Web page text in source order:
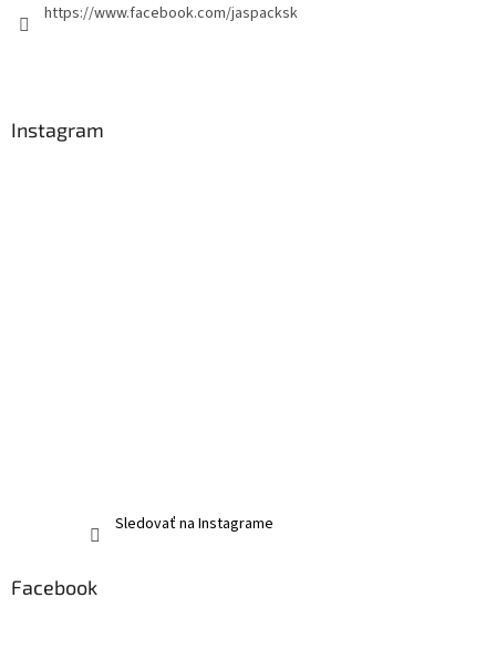
https://www.facebook.com/jaspacksk
Instagram
Sledovať na Instagrame
Facebook